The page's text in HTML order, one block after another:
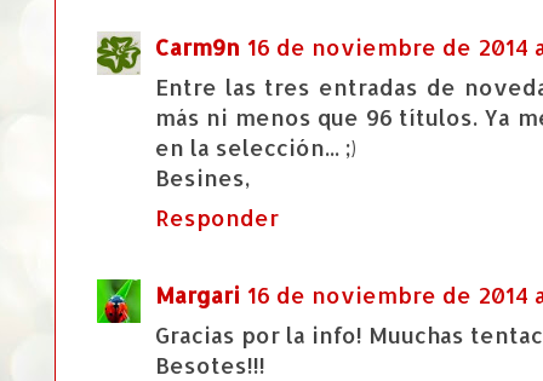
Carm9n 16 de noviembre de 2014
Entre las tres entradas de
más ni menos que 96 títulos. Ya
en la selección... ;)
Besines,
Responder
Margari 16 de noviembre de 2014
Gracias por la info! Muuchas
Besotes!!!